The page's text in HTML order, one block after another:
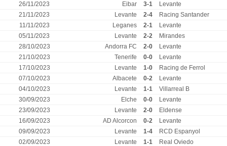
26/11/2023
Eibar 3-1
Levante
21/11/2023
Levante 2-4
Racing Santander
11/11/2023
Leganes 2-1
Levante
05/11/2023
Levante 2-2
Mirandes
28/10/2023
Andorra FC 2-0
Levante
21/10/2023
Tenerife 0-0
Levante
17/10/2023
Levante 1-0
Racing de Ferrol
07/10/2023
Albacete 0-2
Levante
04/10/2023
Levante 1-1
Villarreal B
30/09/2023
Elche 0-0
Levante
23/09/2023
Levante 2-0
Eldense
16/09/2023
AD Alcorcon 0-2
Levante
09/09/2023
Levante 1-4
RCD Espanyol
02/09/2023
Levante 1-1
Real Oviedo